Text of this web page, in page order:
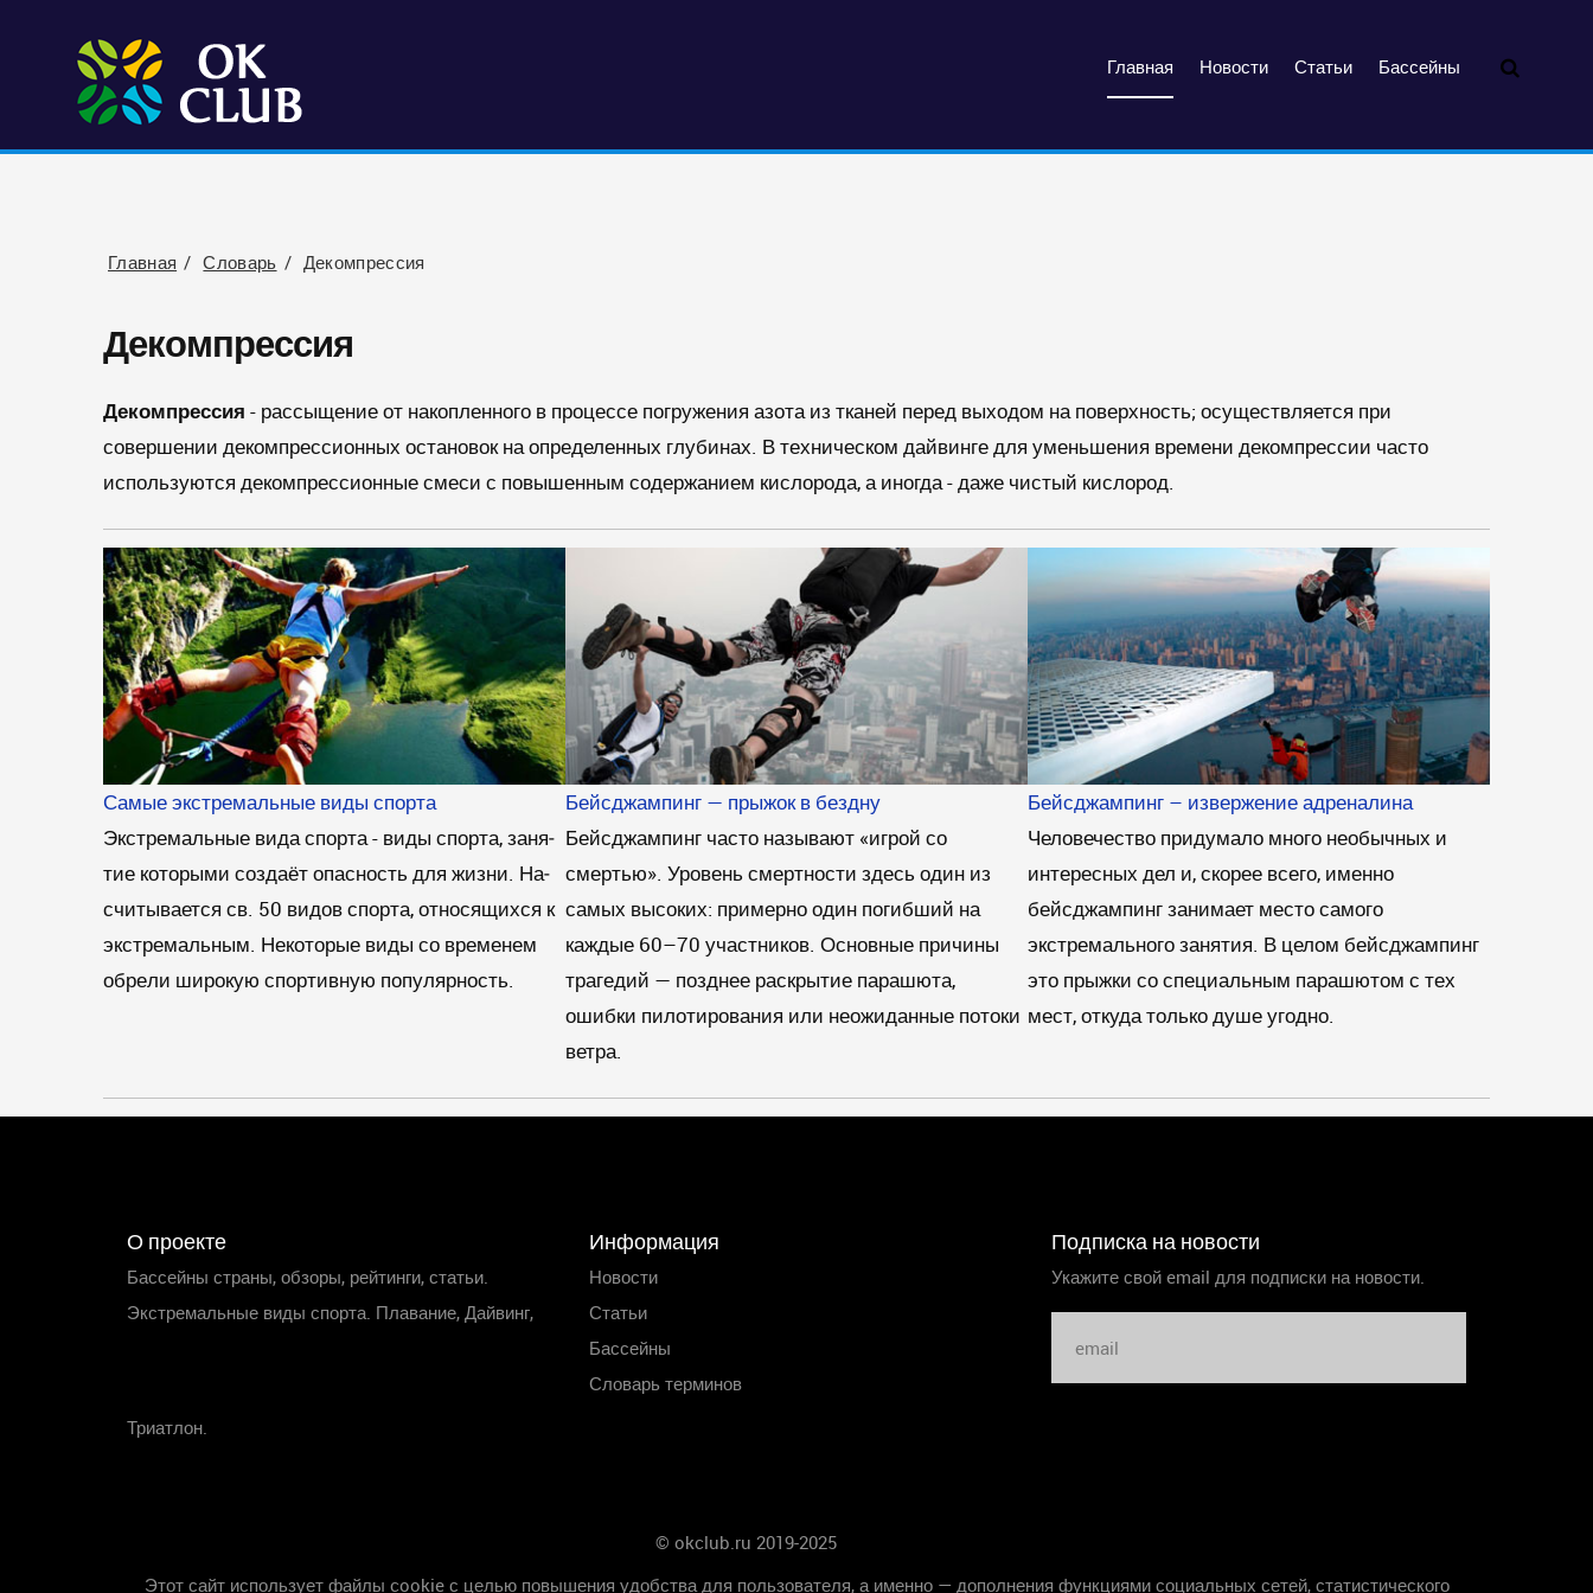
Главная Новости Статьи Бассейны
Главная Словарь Декомпрессия
Декомпрессия
Декомпрессия - рассыщение от накопленного в процессе погружения азота из тканей перед выходом на поверхность; осуществляется при
совершении декомпрессионных остановок на определенных глубинах. В техническом дайвинге для уменьшения времени декомпрессии часто
используются декомпрессионные смеси с повышенным содержанием кислорода, а иногда - даже чистый кислород.
Самые экстремальные виды спорта
Экстремальные вида спорта - ви­ды спор­та, за­ня­
тие ко­то­ры­ми соз­да­ёт опас­ность для жиз­ни. На­
счи­ты­ва­ет­ся св. 50 ви­дов спор­та, от­но­ся­щих­ся к
экс­тре­маль­ным. Не­ко­то­рые ви­ды со вре­ме­нем
об­ре­ли ши­ро­кую спортивную по­пу­ляр­ность.
Бейсджампинг — прыжок в бездну
Бейсджампинг часто называют «игрой со
смертью». Уровень смертности здесь один из
самых высоких: примерно один погибший на
каждые 60–70 участников. Основные причины
трагедий — позднее раскрытие парашюта,
ошибки пилотирования или неожиданные потоки
ветра.
Бейсджампинг – извержение адреналина
Человечество придумало много необычных и
интересных дел и, скорее всего, именно
бейсджампинг занимает место самого
экстремального занятия. В целом бейсджампинг
это прыжки со специальным парашютом с тех
мест, откуда только душе угодно.
О проекте
Бассейны страны, обзоры, рейтинги, статьи.
Экстремальные виды спорта. Плавание, Дайвинг,
Триатлон.
Информация
Новости
Статьи
Бассейны
Словарь терминов
Подписка на новости
Укажите свой email для подписки на новости.
© okclub.ru 2019-2025
Этот сайт использует файлы cookie с целью повышения удобства для пользователя, а именно — дополнения функциями социальных сетей, статистического